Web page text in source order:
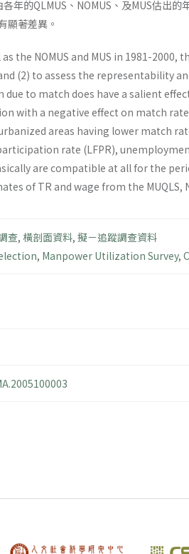
年的QLMUS、NOMUS、及MUS估出
顯著差異。
as the NOMUS and MUS in 1981-
(2) to assess the representability
to match does have a salient
with a negative effect on match
areas having lower match
rate (LFPR),
are compatible at all for the
of TR and wage from the MUQLS,
查, 橫剖面資料, 擬－追蹤調查資料
, Manpower Utilization Survey,